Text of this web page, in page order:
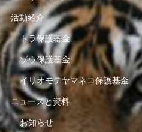
活動紹介
トラ保護基金
ゾウ保護基金
イリオモテヤマネコ保護基金
ニュースと資料
お知らせ